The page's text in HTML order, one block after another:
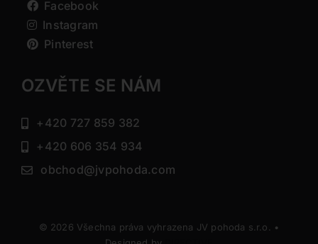
Facebook
Instagram
Pinterest
OZVĚTE SE NÁM
+420 727 859 382
+420 606 354 934
obchod@jvpohoda.com
© 2026 Všechna práva vyhrazena JV pohoda s.r.o. •